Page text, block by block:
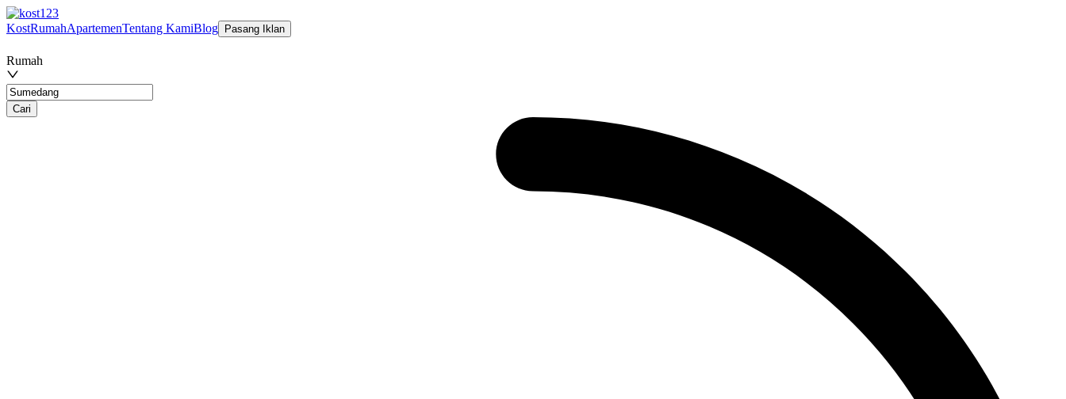
KostRumahApartemenTentang KamiBlog Pasang Iklan
Rumah
Cari